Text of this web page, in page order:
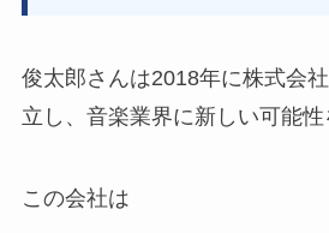
俊太郎さんは2018年に株式会
立し、音楽業界に新しい可能性
この会社は